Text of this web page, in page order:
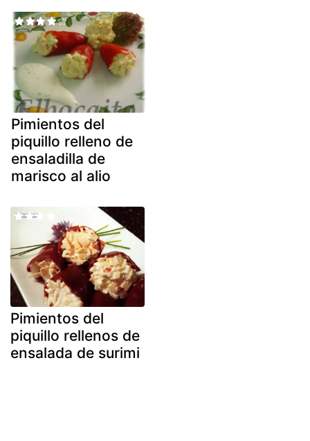
Pimientos del
piquillo relleno de
ensaladilla de
marisco al alio
Pimientos del
piquillo rellenos de
ensalada de surimi